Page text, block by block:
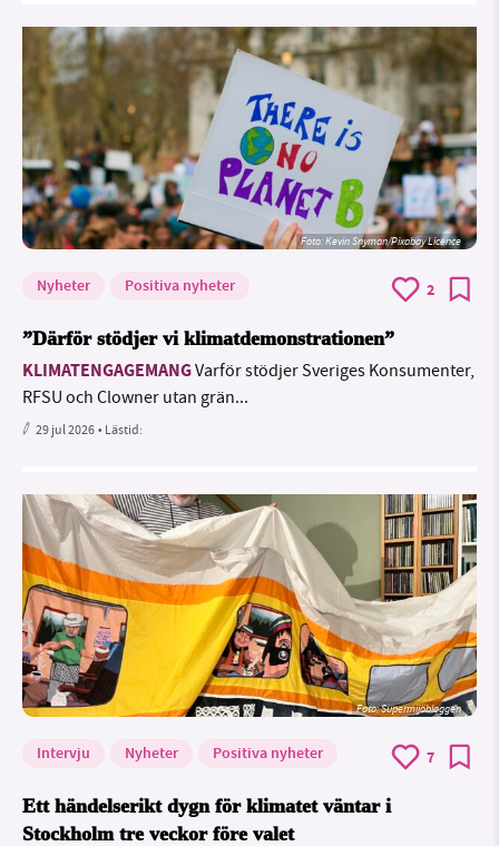
Foto:Kevin Snyman/Pixabay Licence
Nyheter Positiva nyheter 2
”Därför stödjer vi klimatdemonstrationen”
KLIMATENGAGEMANGVarför stödjer Sveriges Konsumenter,
RFSU och Clowner utan grän...
29 jul 2026• Lästid:
Foto: Supermijöbloggen
Intervju Nyheter Positiva nyheter 7
Ett händelserikt dygn för klimatet väntar i
Stockholm tre veckor före valet